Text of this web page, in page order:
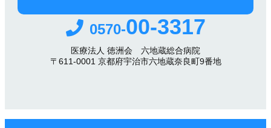
0570-00-3317
医療法人 徳洲会 六地蔵総合病院
〒611-0001 京都府宇治市六地蔵奈良町9番地